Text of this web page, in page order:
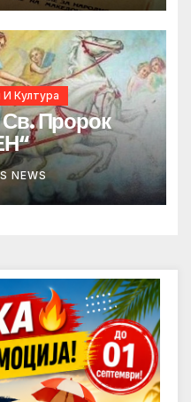
И Култура
Св. Пророк
NEWS